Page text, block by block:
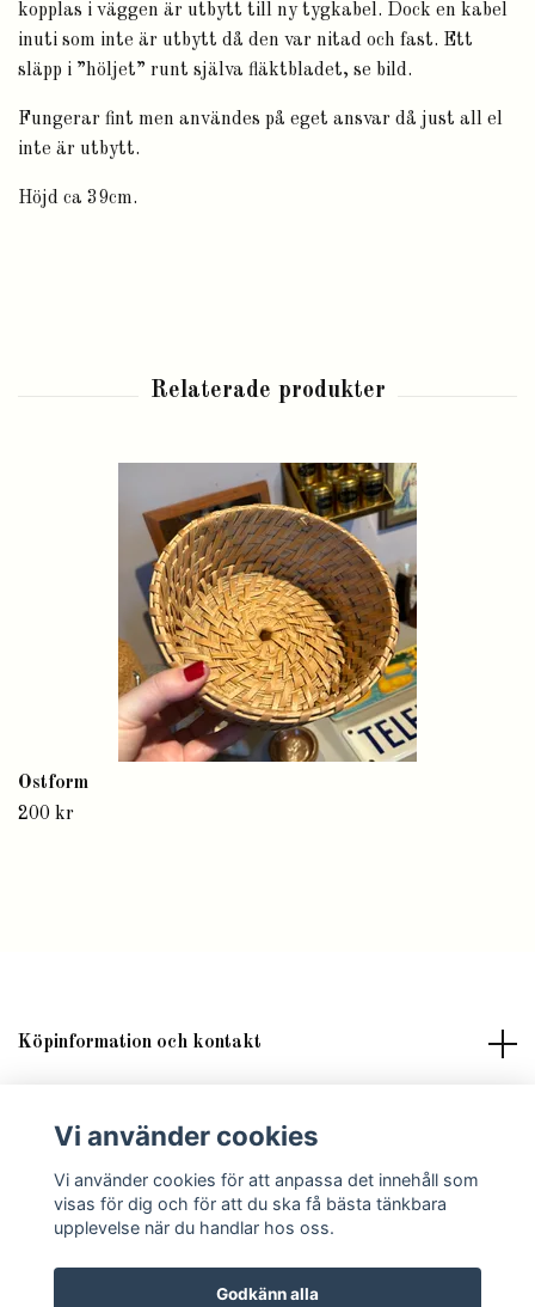
kopplas i väggen är utbytt till ny tygkabel. Dock en kabel
inuti som inte är utbytt då den var nitad och fast. Ett
släpp i ”höljet” runt själva fläktbladet, se bild.
Fungerar fint men användes på eget ansvar då just all el
inte är utbytt.
Höjd ca 39cm.
Ostform
200 kr
Köpinformation och kontakt
Sociala medier
Vi använder cookies
Vi använder cookies för att anpassa det innehåll som
visas för dig och för att du ska få bästa tänkbara
upplevelse när du handlar hos oss.
Godkänn alla